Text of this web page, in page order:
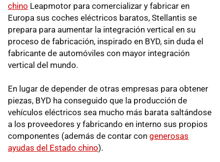
chino Leapmotor para comercializar y fabricar en
Europa sus coches eléctricos baratos, Stellantis se
prepara para aumentar la integración vertical en su
proceso de fabricación, inspirado en BYD, sin duda el
fabricante de automóviles con mayor integración
vertical del mundo.
En lugar de depender de otras empresas para obtener
piezas, BYD ha conseguido que la producción de
vehículos eléctricos sea mucho más barata saltándose
a los proveedores y fabricando en interno sus propios
componentes (además de contar con generosas
ayudas del Estado chino).